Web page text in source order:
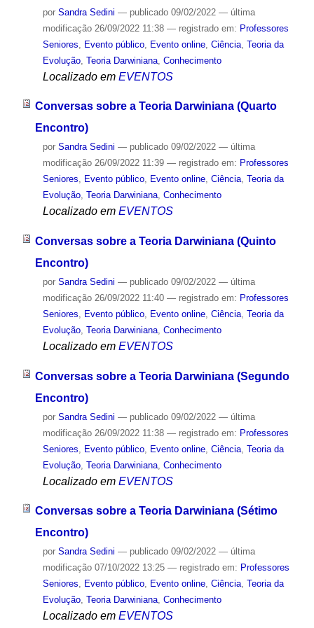
por Sandra Sedini — publicado09/02/2022 — última
modificação26/09/2022 11:38 — registrado em: Professores
Seniores
Evento público, Evento online, Ciência, Teoria da
Evolução, Teoria Darwiniana, Conhecimento
Localizado em EVENTOS
Conversas sobre a Teoria Darwiniana (Quarto
Encontro)
por Sandra Sedini — publicado09/02/2022 — última
modificação26/09/2022 11:39 — registrado em: Professores
Seniores, Evento público, Evento online, Ciência, Teoria da
Evolução, Teoria Darwiniana, Conhecimento
Localizado em EVENTOS
Conversas sobre a Teoria Darwiniana (Quinto
Encontro)
por Sandra Sedini — publicado09/02/2022 — última
modificação26/09/2022 11:40 — registrado em: Professores
Seniores, Evento público, Evento online, Ciência, Teoria da
Evolução, Teoria Darwiniana, Conhecimento
Localizado em EVENTOS
Conversas sobre a Teoria Darwiniana (Segundo
Encontro)
por Sandra Sedini — publicado09/02/2022 — última
modificação26/09/2022 11:38 — registrado em: Professores
Seniores
Evento público, Evento online, Ciência, Teoria da
Evolução, Teoria Darwiniana, Conhecimento
Localizado em EVENTOS
Conversas sobre a Teoria Darwiniana (Sétimo
Encontro)
por Sandra Sedini — publicado09/02/2022 — última
modificação07/10/2022 13:25 — registrado em: Professores
Seniores, Evento público, Evento online, Ciência, Teoria da
Evolução, Teoria Darwiniana, Conhecimento
Localizado em EVENTOS